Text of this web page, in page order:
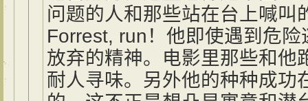
问题的人和那些站在台上喊叫
Forrest, run！他即使遇到危
放弃的精神。电影里那些和他
耐人寻味。另外他的种种成功